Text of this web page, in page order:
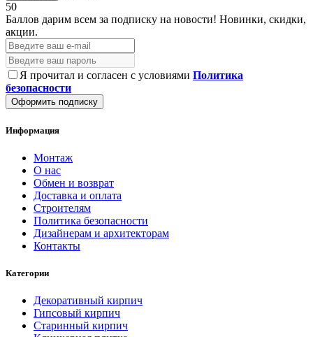
50
Баллов дарим всем за подписку на новости! Новинки, скидки,
акции.
Я прочитал и согласен с условиями Политика
безопасности
Оформить подписку
Информация
Монтаж
О нас
Обмен и возврат
Доставка и оплата
Строителям
Политика безопасности
Дизайнерам и архитекторам
Контакты
Категории
Декоративный кирпич
Гипсовый кирпич
Старинный кирпич